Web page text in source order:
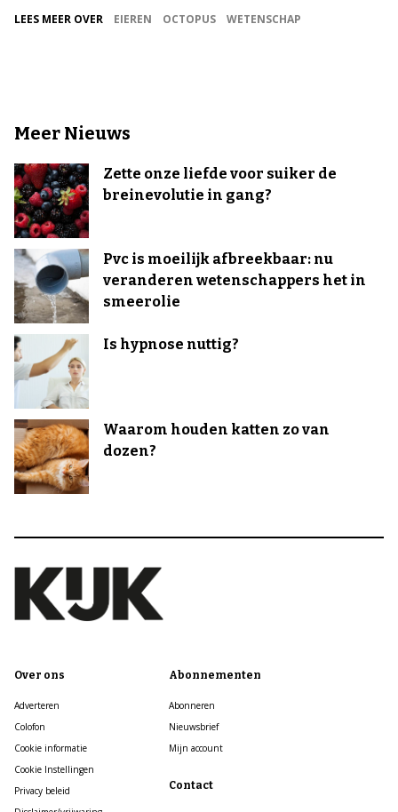
LEES MEER OVER EIEREN OCTOPUS WETENSCHAP
Meer Nieuws
Zette onze liefde voor suiker de
breinevolutie in gang?
Pvc is moeilijk afbreekbaar: nu
veranderen wetenschappers het in
smeerolie
Is hypnose nuttig?
Waarom houden katten zo van
dozen?
Over ons
Adverteren
Colofon
Cookie informatie
Cookie Instellingen
Privacy beleid
Abonnementen
Abonneren
Nieuwsbrief
Mijn account
Contact